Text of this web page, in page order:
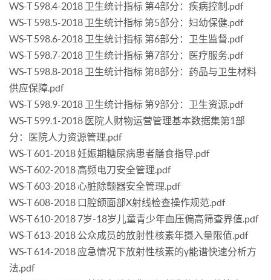
WS-T 598.4-2018 卫生统计指标 第4部分：疾病控制.pdf
WS-T 598.5-2018 卫生统计指标 第5部分：妇幼保健.pdf
WS-T 598.6-2018 卫生统计指标 第6部分：卫生监督.pdf
WS-T 598.7-2018 卫生统计指标 第7部分：医疗服务.pdf
WS-T 598.8-2018 卫生统计指标 第8部分：药品与卫生材料
供应保障.pdf
WS-T 598.9-2018 卫生统计指标 第9部分：卫生资源.pdf
WS-T 599.1-2018 医院人财物运营管理基本数据集第1部
分：医院人力资源管理.pdf
WS-T 601-2018 妊娠期糖尿病患者膳食指导.pdf
WS-T 602-2018 高频电刀安全管理.pdf
WS-T 603-2018 心脏除颤器安全管理.pdf
WS-T 608-2018 口腔颌面部X射线检查操作规范.pdf
WS-T 610-2018 7岁-18岁儿童青少年血压偏高筛查界值.pdf
WS-T 613-2018 公众成员的放射性核素年摄入量限值.pdf
WS-T 614-2018 应急情况下放射性核素的γ能谱快速分析方
法.pdf